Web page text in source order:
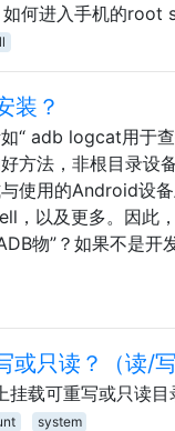
何进入手机的root
装？
“ adb logcat用于
方法，非根目录
使用的Android设
，以及更多。因此
物”？如果不是
只读？（读/写
载可重写或只读目
system